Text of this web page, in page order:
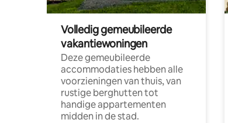
Volledig gemeubileerde
vakantiewoningen
Deze gemeubileerde
accommodaties hebben alle
voorzieningen van thuis, van
rustige berghutten tot
handige appartementen
midden in de stad.